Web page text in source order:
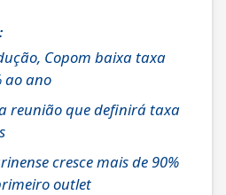
Copom baixa taxa
ao ano
reunião que definirá taxa
cresce mais de 90%
outlet